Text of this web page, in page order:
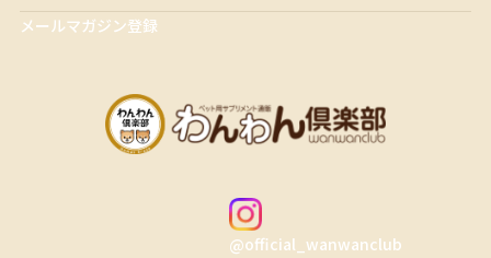
メールマガジン登録
@official_wanwanclub